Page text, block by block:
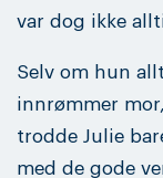
var dog ikke
Selv om hun
innrømmer
trodde Julie
med de gode